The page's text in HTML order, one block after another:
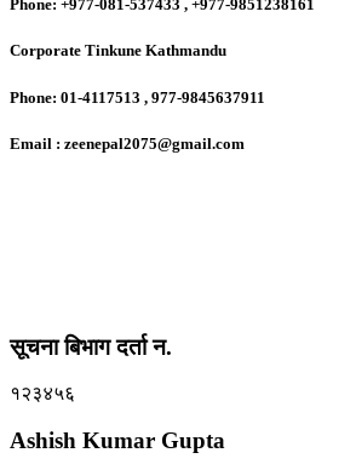
Phone: +977-081-537433 , +977-9851238161
Corporate Tinkune Kathmandu
Phone: 01-4117513 , 977-9845637911
Email : zeenepal2075@gmail.com
सूचना बिभाग दर्ता न.
१२३४५६
Ashish Kumar Gupta